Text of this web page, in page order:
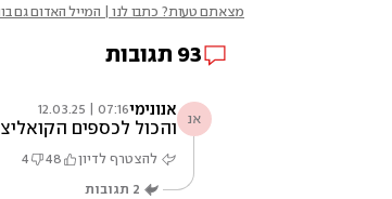
מצאתם טעות? כתבו לנו | המייל האדום גם
93 תגובות
אנ אנונימי07:16 | 12.03.25
והכול לכספים
להצטרף לדיון 48
4
2 תגובות